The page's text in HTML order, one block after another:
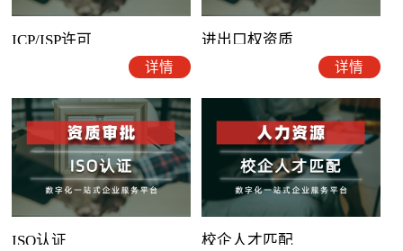
ICP/ISP许可
详情
进出口权资质
详情
ISO认证 校企人才匹配